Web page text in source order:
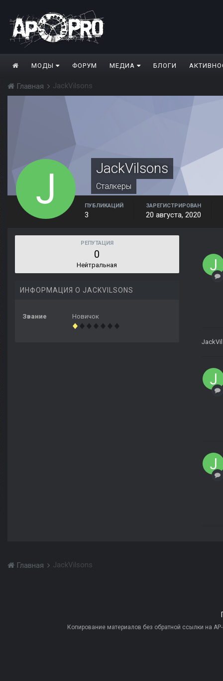
МОДЫ ФОРУМ МЕДИА БЛОГИ
Главная JackVilsons
JackVilsons
Сталкеры
ПУБЛИКАЦИЙ
3
ЗАРЕГИСТРИРОВАН
20 августа, 2020
РЕПУТАЦИЯ
0
Нейтральная
ИНФОРМАЦИЯ О JACKVILSONS
Звание Новичок
Главная JackVilsons
Копирование материалов без обратной ссылки на